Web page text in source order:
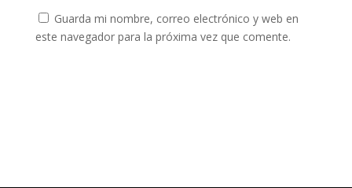
Guarda mi nombre, correo electrónico y web en
este navegador para la próxima vez que comente.